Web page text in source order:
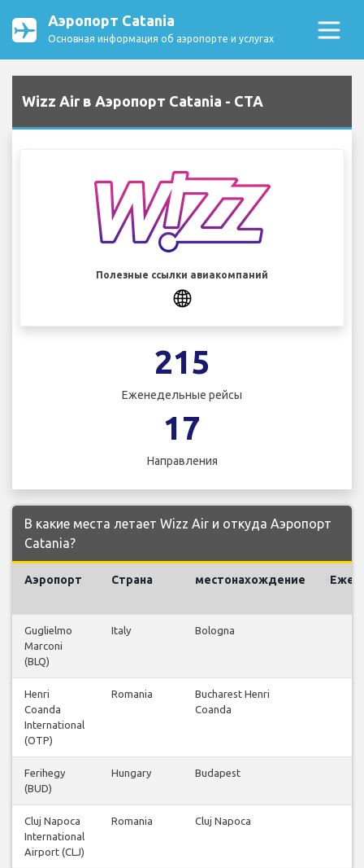
Аэропорт Catania
Основная информация об аэропорте и услугах
Wizz Air в Аэропорт Catania - CTA
Полезные ссылки авиакомпаний
215
Еженедельные рейсы
17
Направления
В какие места летает Wizz Air и откуда Аэропорт
Catania?
Аэропорт Страна местонахождение
Guglielmo
Marconi
(BLQ)
Italy Bologna
Henri
Coanda
International
(OTP)
Romania
Bucharest Henri
Coanda
Ferihegy
(BUD)
Hungary Budapest
Cluj Napoca
International
Airport (CLJ)
Romania Cluj Napoca